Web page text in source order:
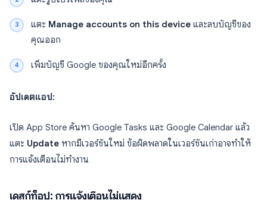
แตะ Manage accounts on this device และลบบัญชีของ
คุณออก
เพิ่มบัญชี Google ของคุณใหม่อีกครั้ง
อัปเดตแอป:
เปิด App Store ค้นหา Google Tasks และ Google Calendar แล้ว
แตะ Update หากมีเวอร์ชันใหม่ ข้อผิดพลาดในเวอร์ชันเก่าอาจทำให้
การแจ้งเตือนไม่ทำงาน
เดสก์ท็อป: การแจ้งเตือนไม่แสดง